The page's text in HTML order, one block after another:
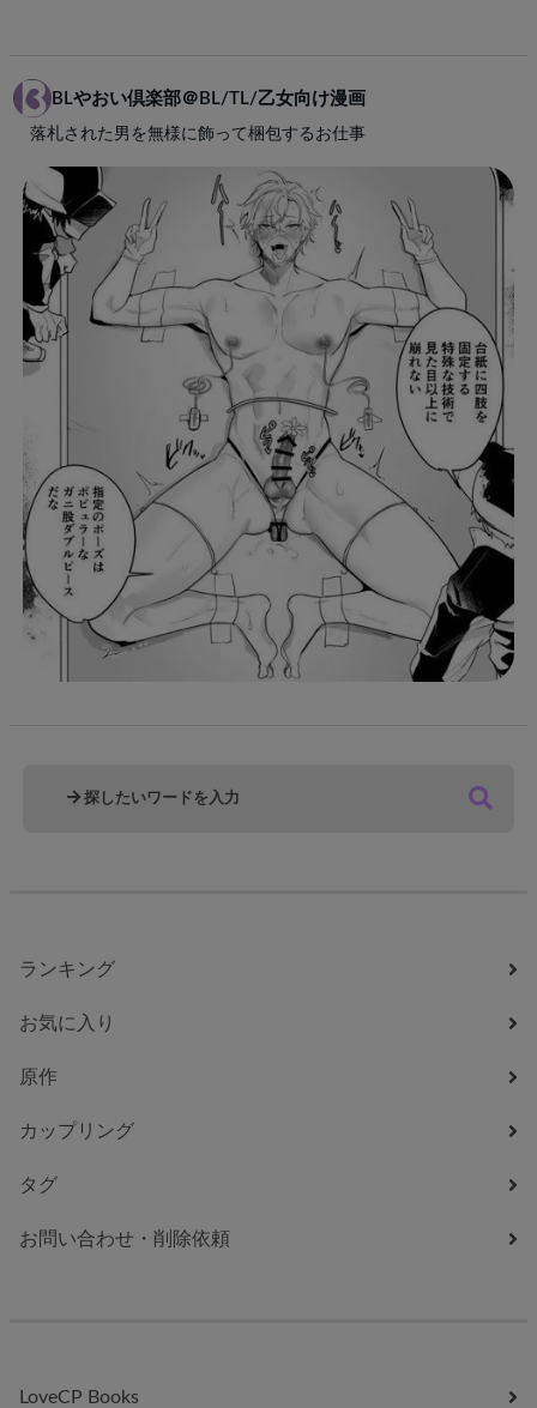
BLやおい倶楽部＠BL/TL/乙女向け漫画
落札された男を無様に飾って梱包するお仕事
ランキング
お気に入り
原作
カップリング
タグ
お問い合わせ・削除依頼
LoveCP Books